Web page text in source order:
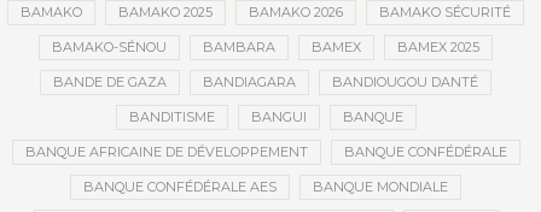
BAMAKO BAMAKO 2025 BAMAKO 2026 BAMAKO SÉCURITÉ
BAMAKO-SÉNOU BAMBARA BAMEX BAMEX 2025
BANDE DE GAZA BANDIAGARA BANDIOUGOU DANTÉ
BANDITISME BANGUI BANQUE
BANQUE AFRICAINE DE DÉVELOPPEMENT BANQUE CONFÉDÉRALE
BANQUE CONFÉDÉRALE AES BANQUE MONDIALE